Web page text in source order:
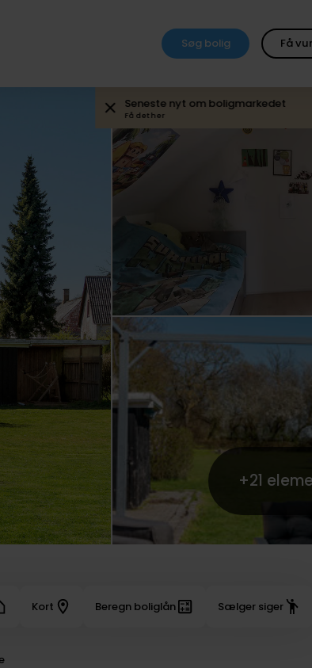
Søg bolig Få
Seneste nyt om boligmarkedet
Få det her
+21
Kort Beregn boliglån Sælger siger